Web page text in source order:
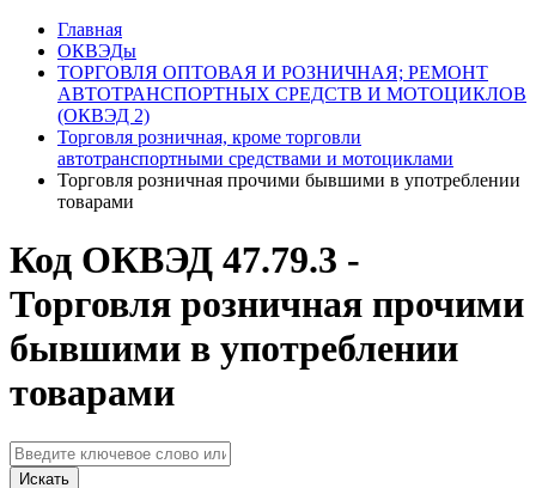
Главная
ОКВЭДы
ТОРГОВЛЯ ОПТОВАЯ И РОЗНИЧНАЯ; РЕМОНТ
АВТОТРАНСПОРТНЫХ СРЕДСТВ И МОТОЦИКЛОВ
(ОКВЭД 2)
Торговля розничная, кроме торговли
автотранспортными средствами и мотоциклами
Торговля розничная прочими бывшими в употреблении
товарами
Код ОКВЭД 47.79.3 -
Торговля розничная прочими
бывшими в употреблении
товарами
Искать